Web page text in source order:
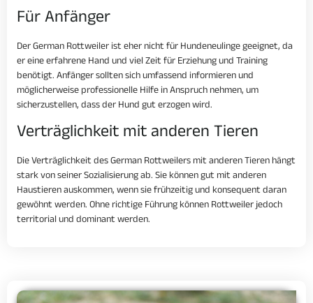
Für Anfänger
Der German Rottweiler ist eher nicht für Hundeneulinge geeignet, da
er eine erfahrene Hand und viel Zeit für Erziehung und Training
benötigt. Anfänger sollten sich umfassend informieren und
möglicherweise professionelle Hilfe in Anspruch nehmen, um
sicherzustellen, dass der Hund gut erzogen wird.
Verträglichkeit mit anderen Tieren
Die Verträglichkeit des German Rottweilers mit anderen Tieren hängt
stark von seiner Sozialisierung ab. Sie können gut mit anderen
Haustieren auskommen, wenn sie frühzeitig und konsequent daran
gewöhnt werden. Ohne richtige Führung können Rottweiler jedoch
territorial und dominant werden.